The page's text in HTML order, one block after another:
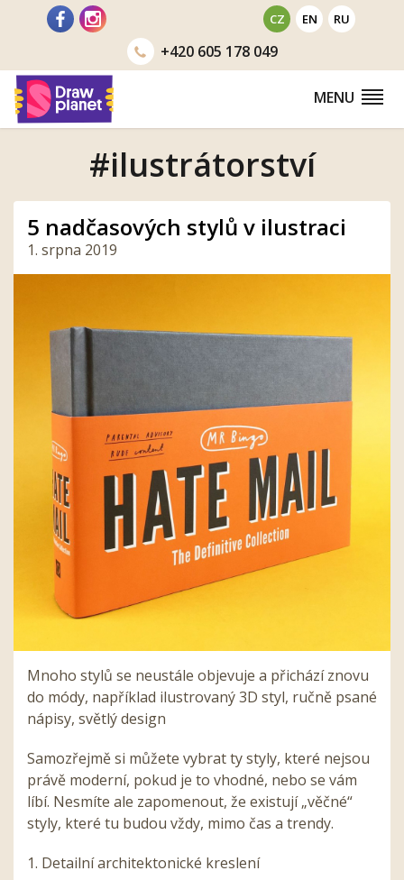
CZ EN RU
+420605 178 049
MENU
#ilustrátorství
5 nadčasových stylů v ilustraci
1. srpna 2019
Mnoho stylů se neustále objevuje a přichází znovu
do módy, například ilustrovaný 3D styl, ručně psané
nápisy, světlý design
Samozřejmě si můžete vybrat ty styly, které nejsou
právě moderní, pokud je to vhodné, nebo se vám
líbí. Nesmíte ale zapomenout, že existují „věčné“
styly, které tu budou vždy, mimo čas a trendy.
1. Detailní architektonické kreslení